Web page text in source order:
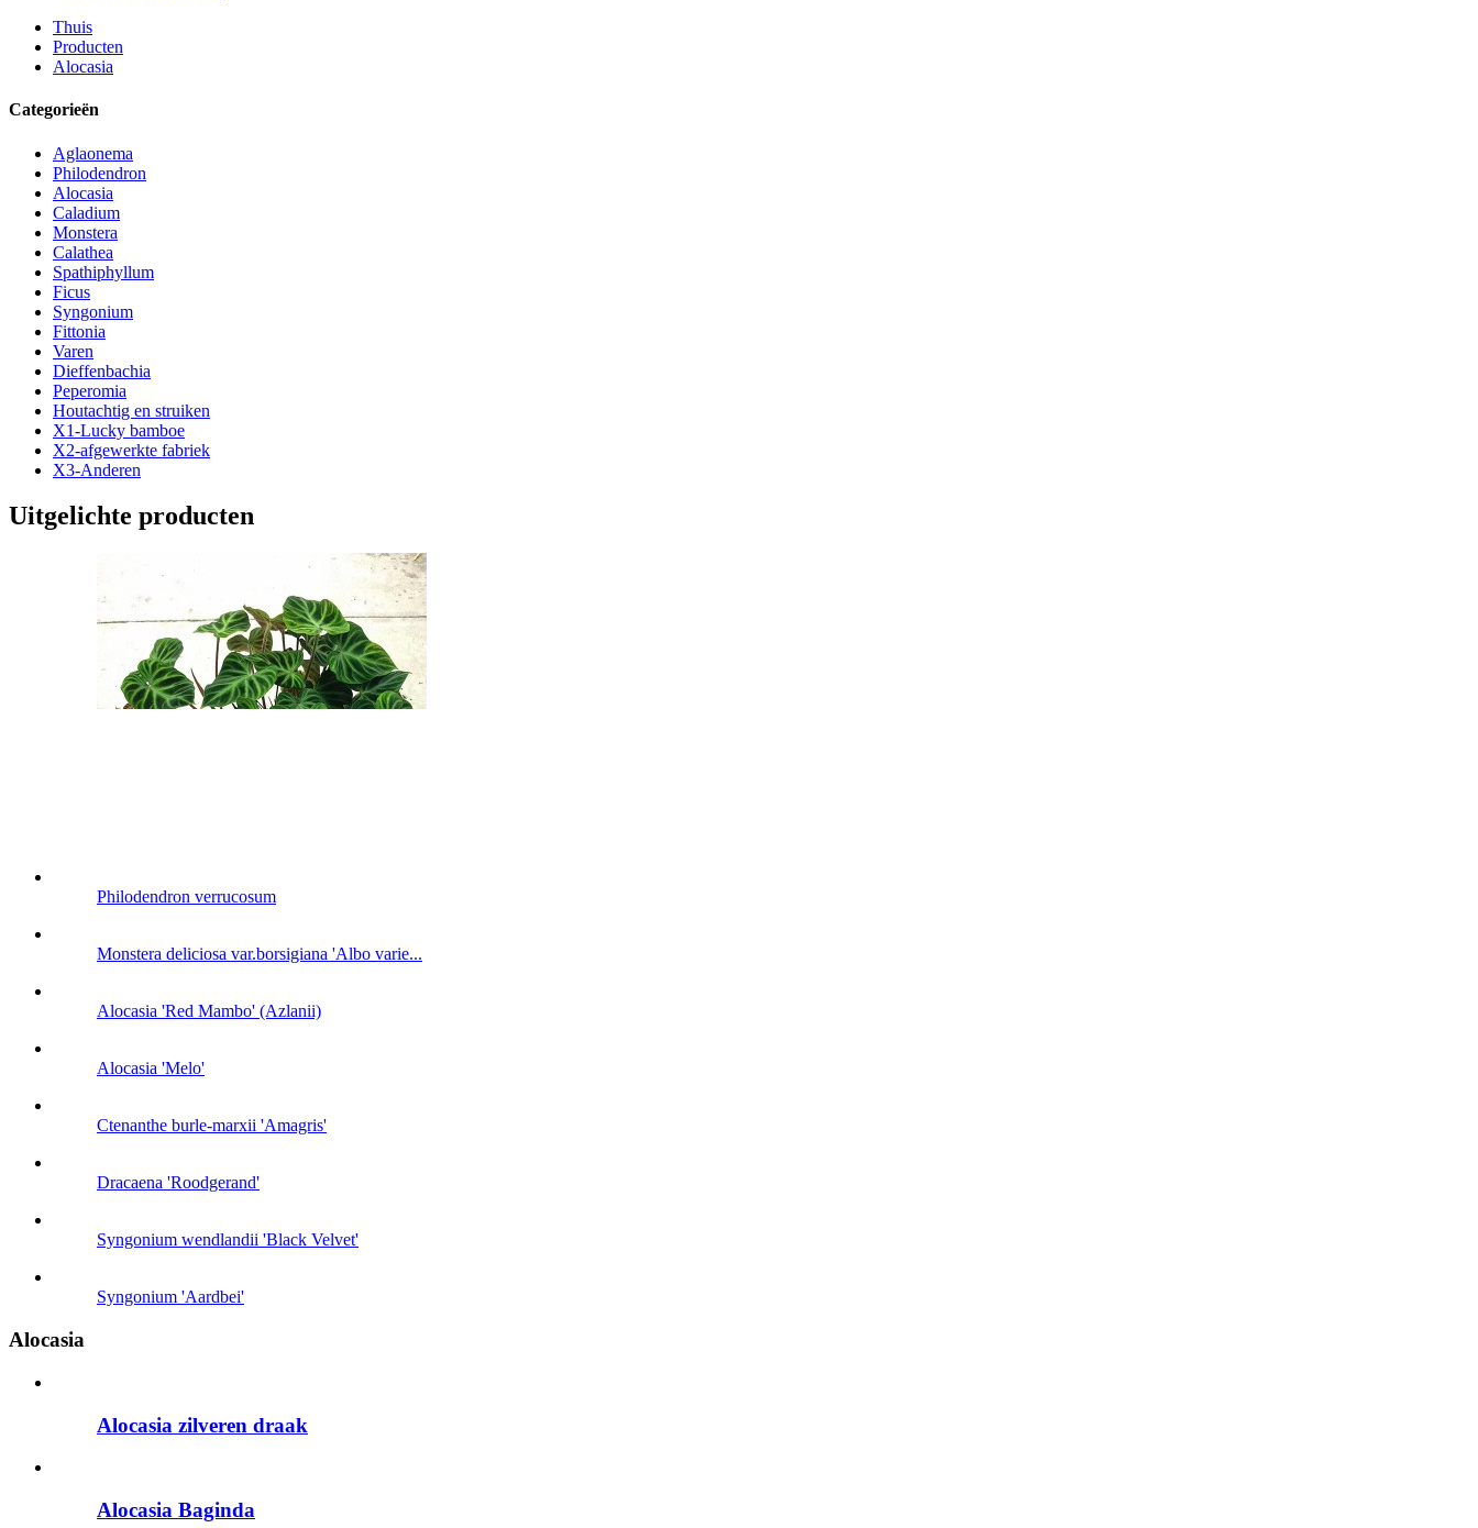
Thuis
Producten
Alocasia
Categorieën
Aglaonema
Philodendron
Alocasia
Caladium
Monstera
Calathea
Spathiphyllum
Ficus
Syngonium
Fittonia
Varen
Dieffenbachia
Peperomia
Houtachtig en struiken
X1-Lucky bamboe
X2-afgewerkte fabriek
X3-Anderen
Uitgelichte producten
Philodendron verrucosum
Monstera deliciosa var.borsigiana 'Albo varie...
Alocasia 'Red Mambo' (Azlanii)
Alocasia 'Melo'
Ctenanthe burle-marxii 'Amagris'
Dracaena 'Roodgerand'
Syngonium wendlandii 'Black Velvet'
Syngonium 'Aardbei'
Alocasia
Alocasia zilveren draak
Alocasia Baginda